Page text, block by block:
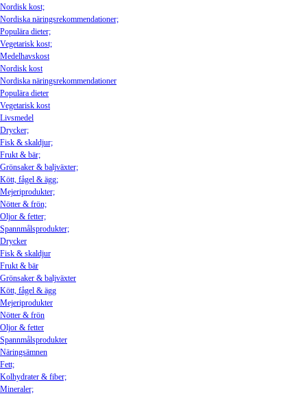
Nordisk kost;
Nordiska näringsrekommendationer;
Populära dieter;
Vegetarisk kost;
Medelhavskost
Nordisk kost
Nordiska näringsrekommendationer
Populära dieter
Vegetarisk kost
Livsmedel
Drycker;
Fisk & skaldjur;
Frukt & bär;
Grönsaker & baljväxter;
Kött, fågel & ägg;
Mejeriprodukter;
Nötter & frön;
Oljor & fetter;
Spannmålsprodukter;
Drycker
Fisk & skaldjur
Frukt & bär
Grönsaker & baljväxter
Kött, fågel & ägg
Mejeriprodukter
Nötter & frön
Oljor & fetter
Spannmålsprodukter
Näringsämnen
Fett;
Kolhydrater & fiber;
Mineraler;